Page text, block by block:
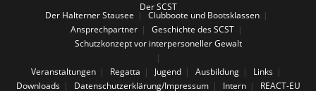
Der SCST
Der Halterner Stausee
Clubboote und Bootsklassen
Ansprechpartner
Geschichte des SCST
Schutzkonzept vor interpersoneller Gewalt
Veranstaltungen Regatta Jugend Ausbildung
Links
Downloads
Datenschutzerklärung/Impressum Intern REACT-EU